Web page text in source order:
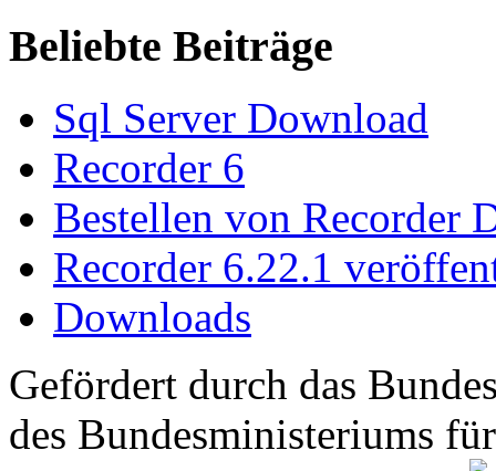
Beliebte Beiträge
Sql Server Download
Recorder 6
Bestellen von Recorder
Recorder 6.22.1
Downloads
Gefördert durch das
des Bundesministeriums